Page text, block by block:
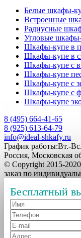
Белые шкафы-
Встроенные
Радиусные
Угловые
Шкафы-купе в
Шкафы-купе в
Шкафы-купе с
Шкафы-купе
Шкафы-купе с
Шкафы-купе с
Шкафы-купе
8 (495) 664-41-65
8 (925) 613-64-79
info@ideal-shkafy.ru
График работы:Вт.-
Россия, Московская
© Copyright 2015-
заказ по
Бесплатный